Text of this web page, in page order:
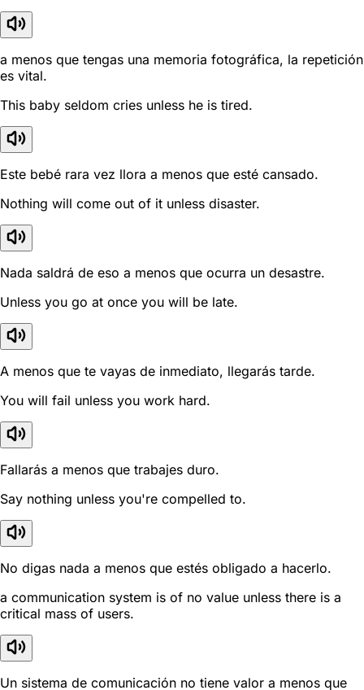
a menos que tengas una memoria fotográfica, la repetición
es vital.
This baby seldom cries unless he is tired.
Este bebé rara vez llora a menos que esté cansado.
Nothing will come out of it unless disaster.
Nada saldrá de eso a menos que ocurra un desastre.
Unless you go at once you will be late.
A menos que te vayas de inmediato, llegarás tarde.
You will fail unless you work hard.
Fallarás a menos que trabajes duro.
Say nothing unless you're compelled to.
No digas nada a menos que estés obligado a hacerlo.
a communication system is of no value unless there is a
critical mass of users.
Un sistema de comunicación no tiene valor a menos que